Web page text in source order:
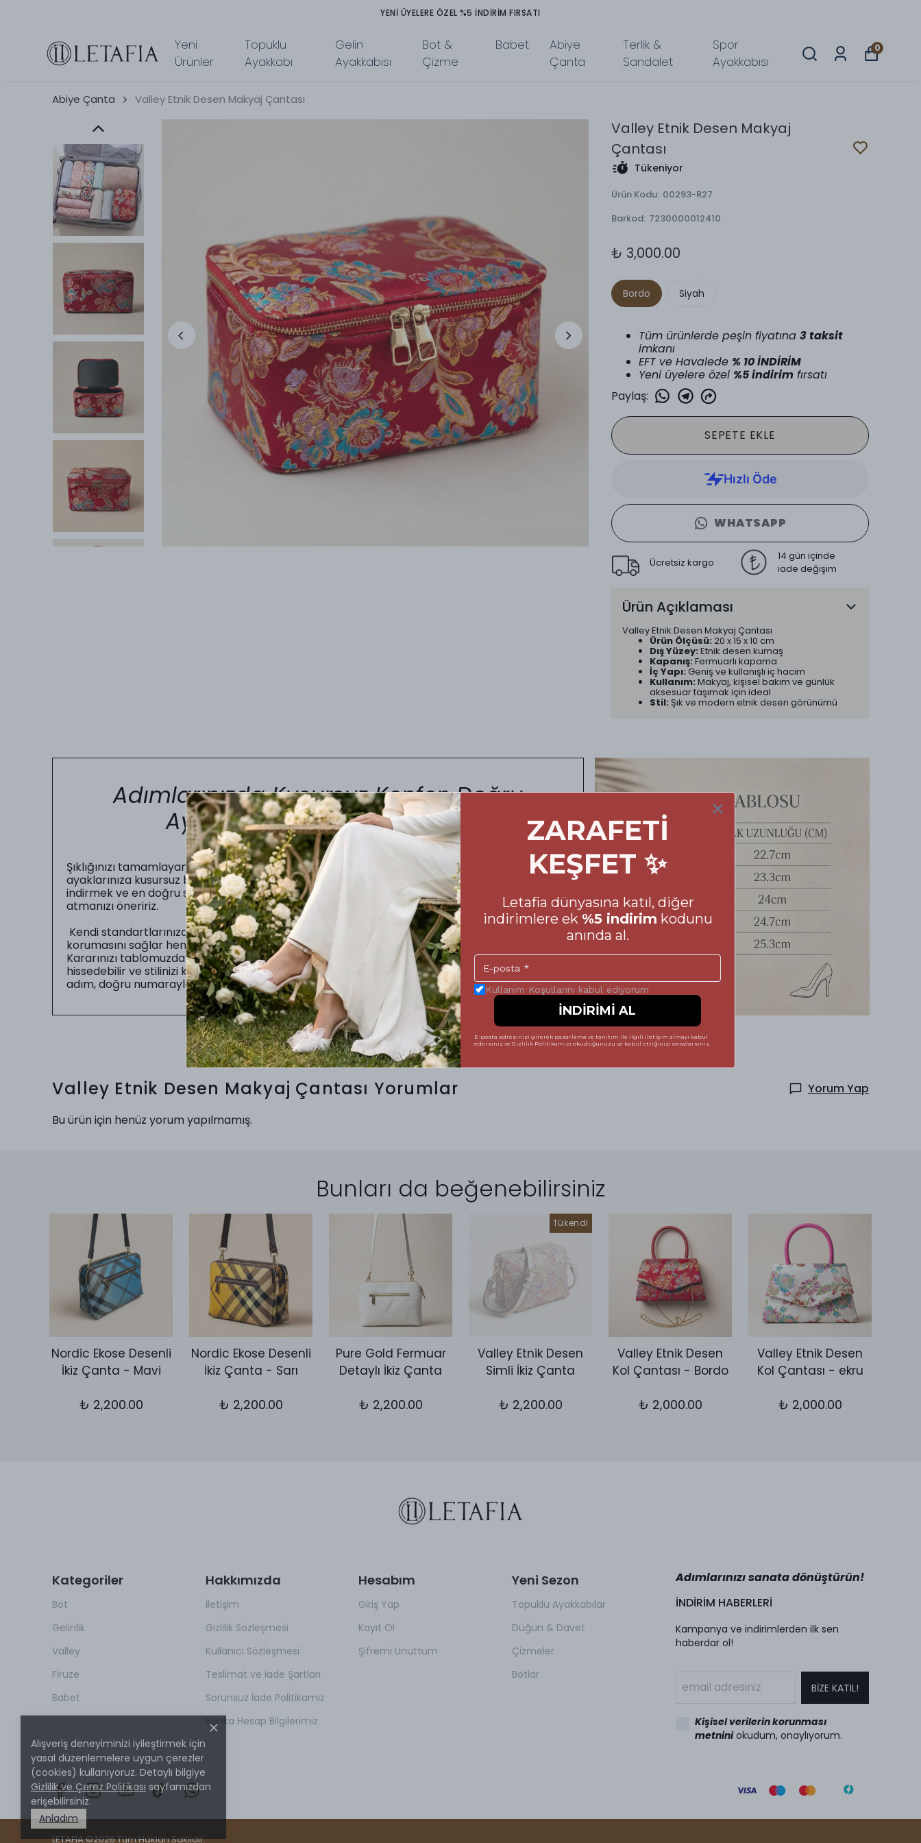
TÜM ÜRÜNLERDE PEŞİN FİYATINA 3 TAKSİT İMKANI
Yeni
Ürünler
Topuklu
Ayakkabı
Gelin
Ayakkabısı
Bot &
Çizme
Babet
Abiye
Çanta
Terlik &
Sandalet
Spor
Ayakkabısı
0
Alışveriş deneyiminizi iyileştirmek için
yasal düzenlemelere uygun çerezler
(cookies) kullanıyoruz. Detaylı bilgiye
Gizlilik ve Çerez Politikası sayfamızdan
erişebilirsiniz.
Anladım
Abiye Çanta Valley Etnik Desen Makyaj Çantası
Valley Etnik Desen Makyaj
Çantası
Tükeniyor
Ürün Kodu: 00293-R27
Barkod: 7230000012410
₺ 3,000.00
Bordo Siyah
Tüm ürünlerde peşin fiyatına 3 taksit
imkanı
EFT ve Havalede % 10 İNDİRİM
Yeni üyelere özel %5 indirim fırsatı
Paylaş:
SEPETE EKLE
WHATSAPP
Ücretsiz kargo
14 gün içinde
iade değişim
Ürün Açıklaması
Valley Etnik Desen Makyaj Çantası
Ürün Ölçüsü: 20 x 15 x 10 cm
Dış Yüzey: Etnik desen kumaş
Kapanış: Fermuarlı kapama
İç Yapı:Geniş ve kullanışlı iç hacim
Kullanım: Makyaj, kişisel bakım ve günlük
aksesuar taşımak için ideal
Stil: Şık ve modern etnik desen görünümü
Adımlarınızda Kusursuz Konfor: Doğru
Ayakkabı Numarası Rehberi
Şıklığınızı tamamlayan en önemli unsur, gün boyu size eşlik eden ayakkabılarınızın
ayaklarınıza kusursuz bir şekilde oturmasıdır. Alışveriş sürecinizde yanılma payını en aza
indirmek ve en doğru seçimi yapabilmeniz için hazırladığımız beden tablosuna mutlaka göz
atmanızı öneririz.
Kendi standartlarınıza uygun numarayı seçmek, hem ayakkabının formunu uzun süre
korumasını sağlar hem de sizin gün boyu zahmetsiz bir şıklık sergilemenize yardımcı olur.
Kararınızı tablomuzdaki ölçüler doğrultusunda vererek, Letafia kalitesini her adımda
hissedebilir ve stilinizi kusursuz bir uyumla tamamlayabilirsiniz. Unutmayın; mükemmel bir
adım, doğru numarayla başlar.
Valley Etnik Desen Makyaj Çantası Yorumlar
Yorum Yap
Bu ürün için henüz yorum yapılmamış.
Bunları da beğenebilirsiniz
Nordic Ekose Desenli
İkiz Çanta - Mavi
₺ 2,200.00
Nordic Ekose Desenli
İkiz Çanta - Sarı
₺ 2,200.00
Pure Gold Fermuar
Detaylı İkiz Çanta
₺ 2,200.00
Tükendi
Valley Etnik Desen
Simli İkiz Çanta
₺ 2,200.00
Valley Etnik Desen
Kol Çantası - Bordo
₺ 2,000.00
Valley Etnik Desen
Kol Çantası - ekru
₺ 2,000.00
Kategoriler
Bot
Gelinlik
Valley
Firuze
Babet
Hakkımızda
İletişim
Gizlilik Sözleşmesi
Kullanıcı Sözleşmesi
Teslimat ve İade Şartları
Sorunsuz İade Politikamız
Banka Hesap Bilgilerimiz
Hesabım
Giriş Yap
Kayıt Ol
Şifremi Unuttum
Yeni Sezon
Topuklu Ayakkabılar
Düğün & Davet
Çizmeler
Botlar
Adımlarınızı sanata dönüştürün!
İNDİRİM HABERLERİ
Kampanya ve indirimlerden ilk sen
haberdar ol!
BİZE KATIL!
Kişisel verilerin korunması
metniniokudum, onaylıyorum.
LETAFIA ©2026 Tüm Hakları Saklıdır.
ZARAFETİ
KEŞFET ✨
Letafia dünyasına katıl, diğer
indirimlere ek %5 indirim kodunu
anında al.
Kullanım Koşullarını kabul ediyorum
İNDİRİMİ AL
E-posta adresinizi girerek pazarlama ve tanıtım ile ilgili iletişim almayı kabul
edersiniz ve Gizlilik Politikamızı okuduğunuzu ve kabul ettiğinizi onaylarsınız.